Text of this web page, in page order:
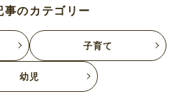
事のカテゴリー
子育て
幼児